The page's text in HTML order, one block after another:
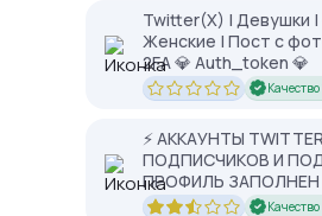
Twitter(X) | Девушки |
Женские | Пост с
2FA 💎 Auth_token 💎
⚡️ АККАУНТЫ
ПОДПИСЧИКОВ И
ПРОФИЛЬ ЗАПОЛНЕН